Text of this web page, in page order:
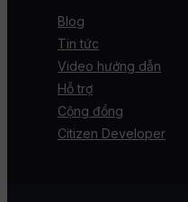
Blog
Tin tức
Video hướng dẫn
Hỗ trợ
Cộng đồng
Citizen Developer